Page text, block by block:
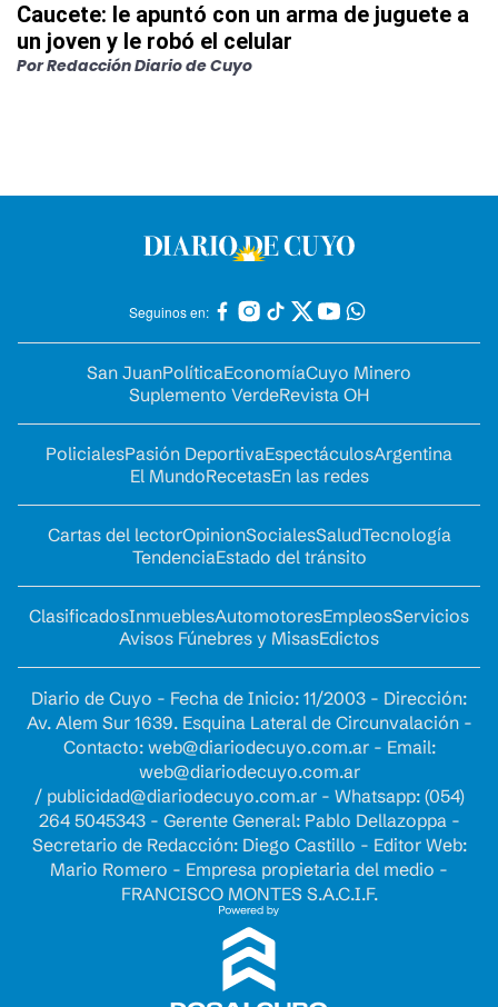
Caucete: le apuntó con un arma de juguete a
un joven y le robó el celular
PorRedacción Diario de Cuyo
Seguinos en:
San JuanPolíticaEconomíaCuyo Minero
Suplemento VerdeRevista OH
PolicialesPasión DeportivaEspectáculosArgentina
El MundoRecetasEn las redes
Cartas del lectorOpinionSocialesSaludTecnología
TendenciaEstado del tránsito
ClasificadosInmueblesAutomotoresEmpleosServicios
Avisos Fúnebres y MisasEdictos
Diario de Cuyo - Fecha de Inicio: 11/2003 - Dirección:
Av. Alem Sur 1639. Esquina Lateral de Circunvalación -
Contacto: web@diariodecuyo.com.ar- Email:
web@diariodecuyo.com.ar
/ publicidad@diariodecuyo.com.ar- Whatsapp: (054)
264 5045343 - Gerente General: Pablo Dellazoppa -
Secretario de Redacción: Diego Castillo - Editor Web:
Mario Romero - Empresa propietaria del medio -
FRANCISCO MONTES S.A.C.I.F.